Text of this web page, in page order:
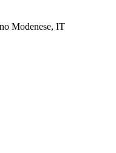
Modenese, IT